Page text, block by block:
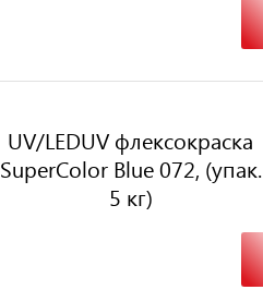
UV/LEDUV флексокраска
SuperColor Blue 072, (упак.
5 кг)